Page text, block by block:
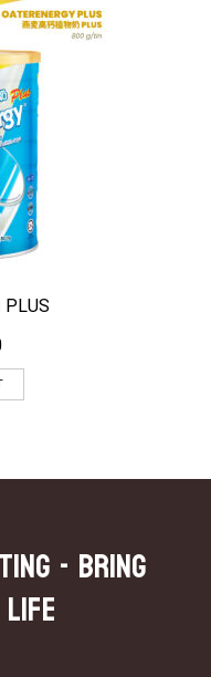
- Bring